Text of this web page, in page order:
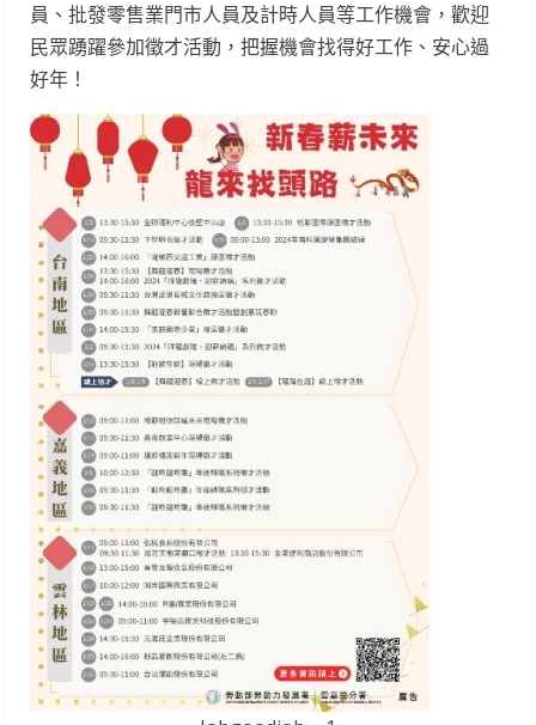
員、批發零售業門市人員及計時人員等工作機會，歡迎
民眾踴躍參加徵才活動，把握機會找得好工作、安心過
好年！